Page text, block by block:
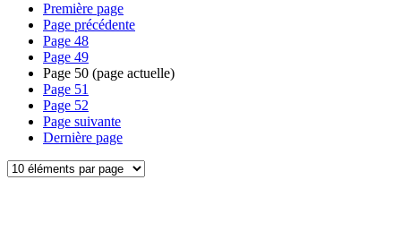
Première page
Page précédente
Page 48
Page 49
Page 50 (page actuelle)
Page 51
Page 52
Page suivante
Dernière page